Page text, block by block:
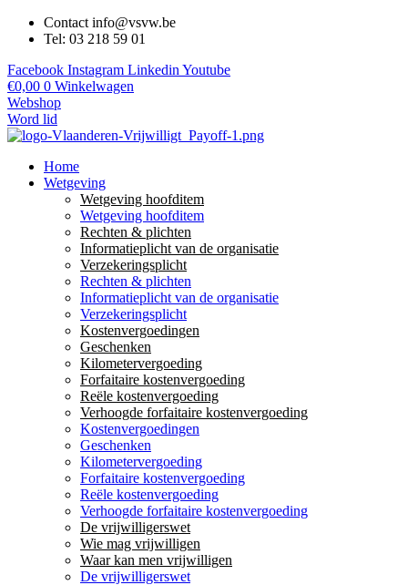
Contact info@vsvw.be
Tel: 03 218 59 01
Facebook Instagram Linkedin Youtube
€0,00 0 Winkelwagen
Webshop
Word lid
Home
Wetgeving
Wetgeving hoofditem
Wetgeving hoofditem
Rechten & plichten
Informatieplicht van de organisatie
Verzekeringsplicht
Rechten & plichten
Informatieplicht van de organisatie
Verzekeringsplicht
Kostenvergoedingen
Geschenken
Kilometervergoeding
Forfaitaire kostenvergoeding
Reële kostenvergoeding
Verhoogde forfaitaire kostenvergoeding
Kostenvergoedingen
Geschenken
Kilometervergoeding
Forfaitaire kostenvergoeding
Reële kostenvergoeding
Verhoogde forfaitaire kostenvergoeding
De vrijwilligerswet
Wie mag vrijwilligen
Waar kan men vrijwilligen
De vrijwilligerswet